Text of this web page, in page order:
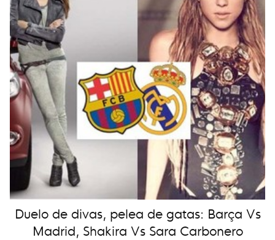
Duelo de divas, pelea de gatas: Barça Vs
Madrid, Shakira Vs Sara Carbonero